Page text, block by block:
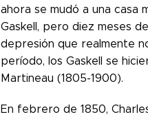
ahora se mudó a una casa
Gaskell, pero diez meses
depresión que realmente
período, los Gaskell se
Martineau (1805-1900).
En febrero de 1850,